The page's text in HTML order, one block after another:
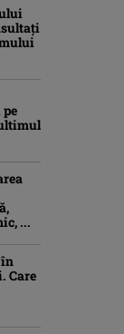
...
Care